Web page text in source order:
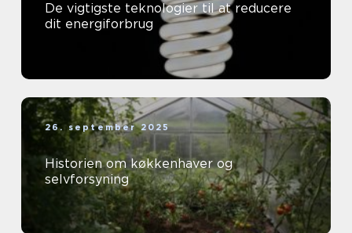
De vigtigste teknologier til at reducere
dit energiforbrug
26. september 2025
Historien om køkkenhaver og
selvforsyning